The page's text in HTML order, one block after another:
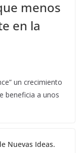
menos
en la
un crecimiento
beneficia a unos
Nuevas Ideas.